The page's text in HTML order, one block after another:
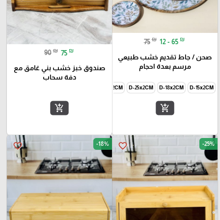
75 ₪ 12 - 65 ₪
صحن / جاط تقديم خشب طبيعي
مرسم بعدة احجام
D-15x2CM
D-18x2CM
D-25x2CM
D-30x2CM
add_shopping_cart
90 ₪ 75 ₪
صندوق خبز خشب بني غامق مع
دفة سحاب
add_shopping_cart
favorite_border -25%
favorite_border -18%